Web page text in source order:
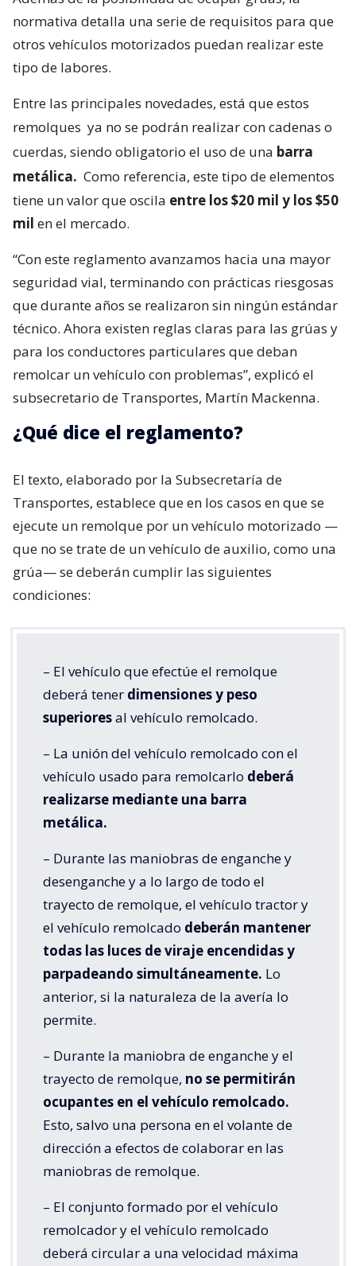
normativa detalla una serie de requisitos para que
otros vehículos motorizados puedan realizar este
tipo de labores.
Entre las principales novedades, está que estos
remolques ya no se podrán realizar con cadenas o
cuerdas, siendo obligatorio el uso de una barra
metálica. Como referencia, este tipo de elementos
tiene un valor que oscila entre los $20 mil y los $50
mil en el mercado.
“Con este reglamento avanzamos hacia una mayor
seguridad vial, terminando con prácticas riesgosas
que durante años se realizaron sin ningún estándar
técnico. Ahora existen reglas claras para las grúas y
para los conductores particulares que deban
remolcar un vehículo con problemas”, explicó el
subsecretario de Transportes, Martín Mackenna.
¿Qué dice el reglamento?
El texto, elaborado por la Subsecretaría de
Transportes, establece que en los casos en que se
ejecute un remolque por un vehículo motorizado —
que no se trate de un vehículo de auxilio, como una
grúa— se deberán cumplir las siguientes
condiciones:
– El vehículo que efectúe el remolque
deberá tener dimensiones y peso
superioresal vehículo remolcado.
– La unión del vehículo remolcado con el
vehículo usado para remolcarlo deberá
realizarse mediante una barra
metálica.
– Durante las maniobras de enganche y
desenganche y a lo largo de todo el
trayecto de remolque, el vehículo tractor y
el vehículo remolcado deberán mantener
todas las luces de viraje encendidas y
parpadeando simultáneamente. Lo
anterior, si la naturaleza de la avería lo
permite.
– Durante la maniobra de enganche y el
trayecto de remolque, no se permitirán
ocupantes en el vehículo remolcado.
Esto, salvo una persona en el volante de
dirección a efectos de colaborar en las
maniobras de remolque.
– El conjunto formado por el vehículo
remolcador y el vehículo remolcado
deberá circular a una velocidad máxima